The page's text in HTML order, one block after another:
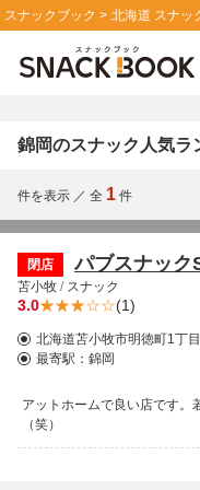
スナックブック 北海道 スナッ
錦岡のスナック人気ラ
件を表示 ／ 全 1 件
閉店 パブスナック
苫小牧 / スナック
3.0 (1)
北海道苫小牧市明徳町1丁
最寄駅： 錦岡
アットホームで良い店です。
（笑）